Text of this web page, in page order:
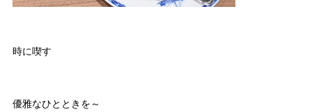
時に喫す
優雅なひとときを～